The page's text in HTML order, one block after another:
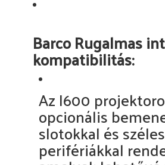
Barco Rugalmas
kompatibilitás:
Az I600
opcionális
slotokkal és
perifériákkal